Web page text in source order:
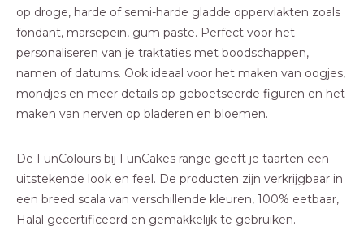
op droge, harde of semi-harde gladde oppervlakten zoals
fondant, marsepein, gum paste. Perfect voor het
personaliseren van je traktaties met boodschappen,
namen of datums. Ook ideaal voor het maken van oogjes,
mondjes en meer details op geboetseerde figuren en het
maken van nerven op bladeren en bloemen.
De FunColours bij FunCakes range geeft je taarten een
uitstekende look en feel. De producten zijn verkrijgbaar in
een breed scala van verschillende kleuren, 100% eetbaar,
Halal gecertificeerd en gemakkelijk te gebruiken.